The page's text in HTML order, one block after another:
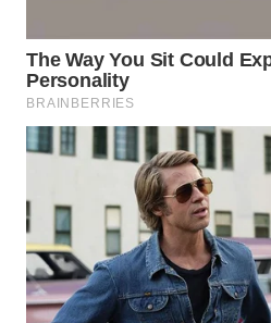
WN
KUNINGAN
MAJALENGKA
SUBANG
WN
SUKABUMI